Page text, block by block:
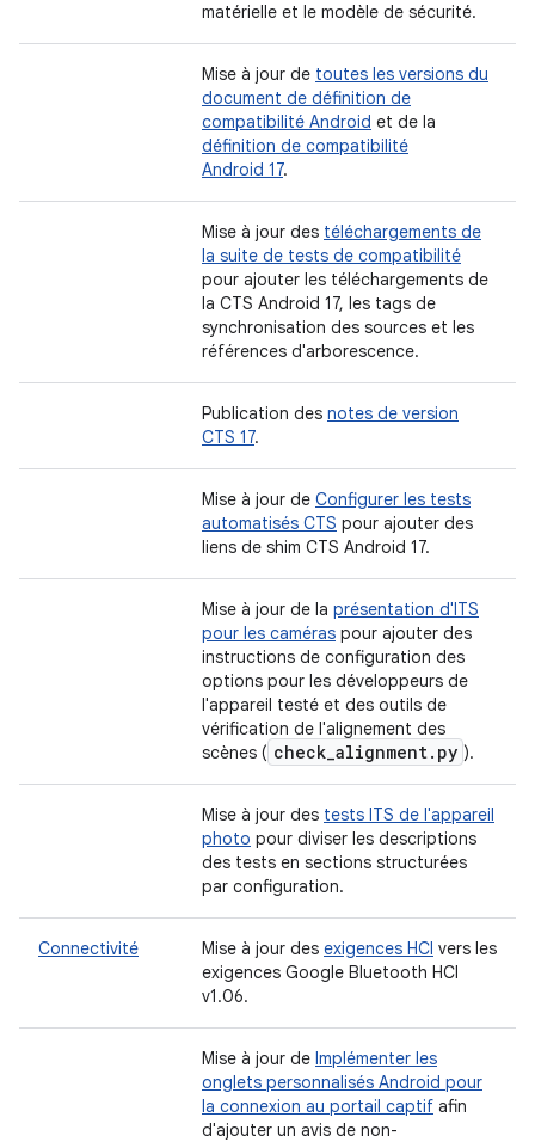
matérielle et le modèle de sécurité.
Mise à jour de toutes les versions du
document de définition de
compatibilité Android et de la
définition de compatibilité
Android 17.
Mise à jour des téléchargements de
la suite de tests de compatibilité
pour ajouter les téléchargements de
la CTS Android 17, les tags de
synchronisation des sources et les
références d'arborescence.
Publication des notes de version
CTS 17.
Mise à jour de Configurer les tests
automatisés CTS pour ajouter des
liens de shim CTS Android 17.
Mise à jour de la présentation d'ITS
pour les caméras pour ajouter des
instructions de configuration des
options pour les développeurs de
l'appareil testé et des outils de
vérification de l'alignement des
scènes ( check_alignment. py ).
Mise à jour des tests ITS de l'appareil
photo pour diviser les descriptions
des tests en sections structurées
par configuration.
Connectivité Mise à jour des exigences HCI vers les
exigences Google Bluetooth HCI
v1.06.
Mise à jour de Implémenter les
onglets personnalisés Android pour
la connexion au portail captif afin
d'ajouter un avis de non-